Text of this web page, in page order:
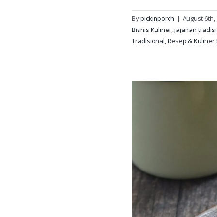
Bypickinporch | August 6th,
Bisnis Kuliner,jajanan
Tradisional,Resep &